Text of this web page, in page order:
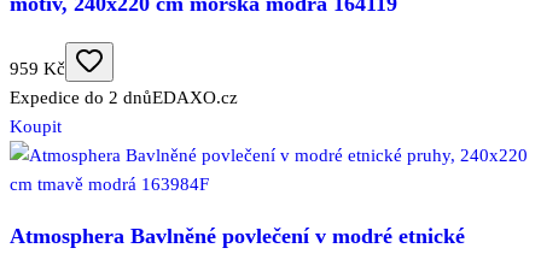
959 Kč
Expedice do 2 dnůEDAXO.cz
Koupit
Atmosphera Bavlněné povlečení v modré etnické